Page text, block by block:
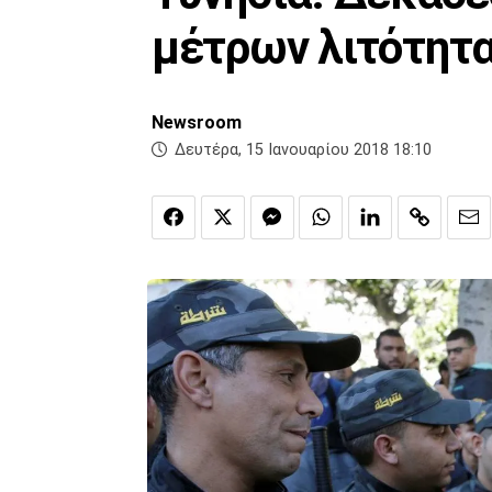
μέτρων
Newsroom
Δευτέρα, 15 Ιανουαρίου 2018 18:10